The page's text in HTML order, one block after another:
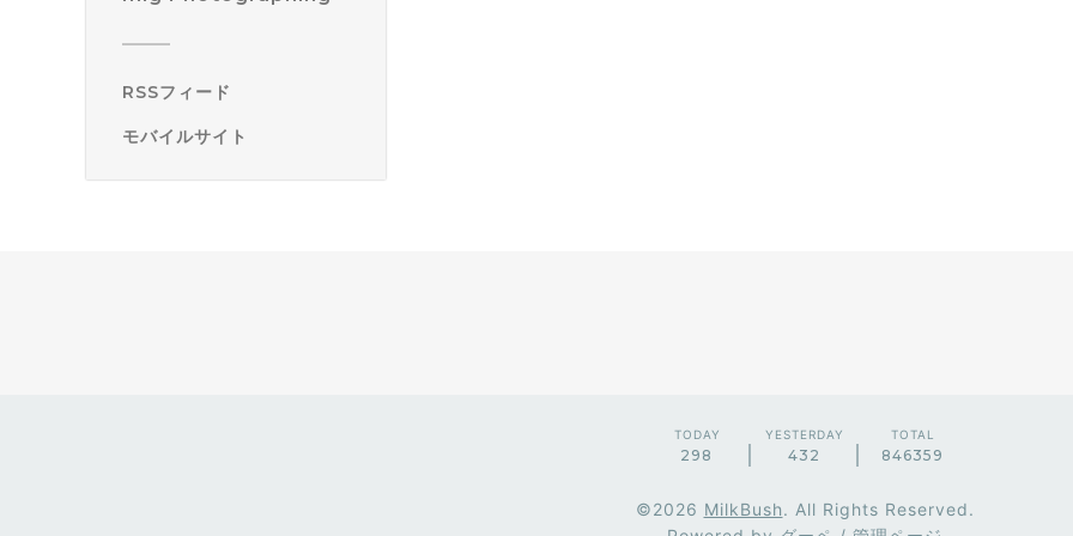
RSSフィード
モバイルサイト
TODAY
298
YESTERDAY
432
TOTAL
846359
©2026 MilkBush. All Rights Reserved.